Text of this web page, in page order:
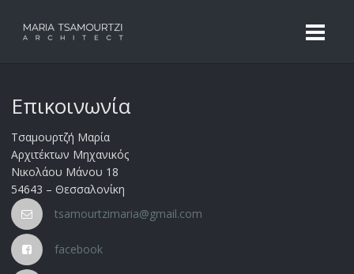
Επικοινωνία
Τσαμουρτζή Μαρία
Αρχιτέκτων Μηχανικός
Νικολάου Μάνου 18
54643 – Θεσσαλονίκη
tsamourtzimaria@gmail.com
facebook